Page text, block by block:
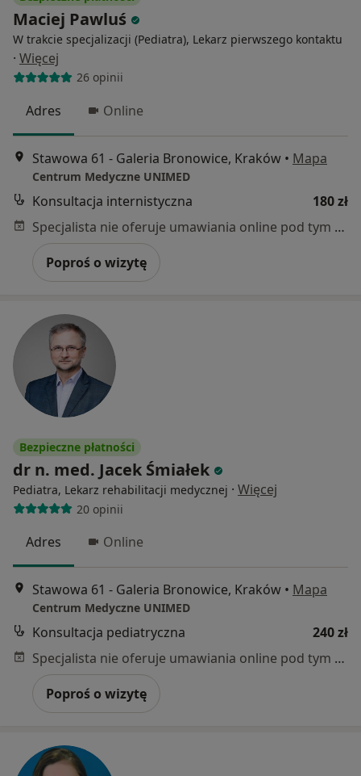
Maciej Pawluś
W trakcie specjalizacji (Pediatra), Lekarz pierwszego kontaktu
· Więcej
26 opinii
Adres Online
Stawowa 61 - Galeria Bronowice, Kraków • Mapa
Centrum Medyczne UNIMED
Konsultacja internistyczna
180 zł
Specjalista nie oferuje umawiania online pod tym adresem.
Poproś o wizytę
Bezpieczne płatności
dr n. med. Jacek Śmiałek
Pediatra, Lekarz rehabilitacji medycznej · Więcej
20 opinii
Adres Online
Stawowa 61 - Galeria Bronowice, Kraków • Mapa
Centrum Medyczne UNIMED
Konsultacja pediatryczna
240 zł
Specjalista nie oferuje umawiania online pod tym adresem.
Poproś o wizytę